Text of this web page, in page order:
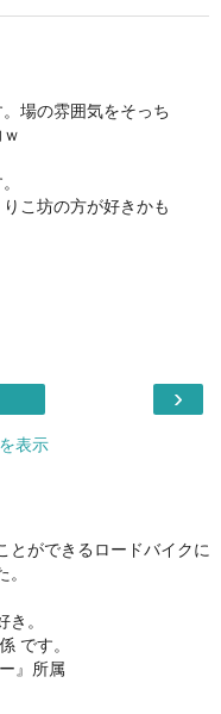
場の雰囲気をそっち
こ坊の方が好きかも
›
表示
とができるロードバイクに
。
です。
』所属